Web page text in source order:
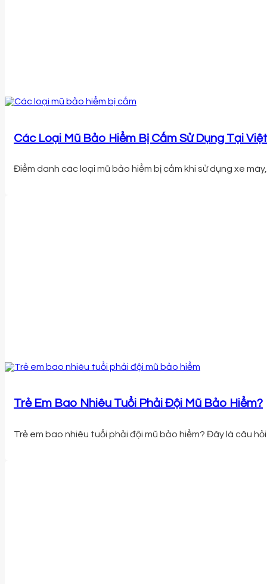
Các Loại Mũ Bảo Hiểm Bị Cấm Sử Dụng Tại
Điểm danh các loại mũ bảo hiểm bị cấm khi sử dụng xe máy,
Trẻ Em Bao Nhiêu Tuổi Phải Đội Mũ Bảo Hiểm?
Trẻ em bao nhiêu tuổi phải đội mũ bảo hiểm? Đây là câu hỏi